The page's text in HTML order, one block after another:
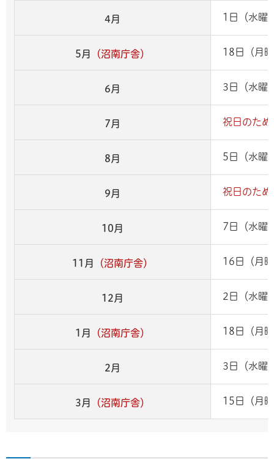
4月 1日（水曜
5月 （沼南庁舎） 18日（月
6月 3日（水曜
7月 祝日のため
8月 5日（水曜
9月 祝日のため
10月 7日（水曜
11月 （沼南庁舎） 16日（月
12月 2日（水曜
1月 （沼南庁舎） 18日（月
2月 3日（水曜
3月 （沼南庁舎） 15日（月